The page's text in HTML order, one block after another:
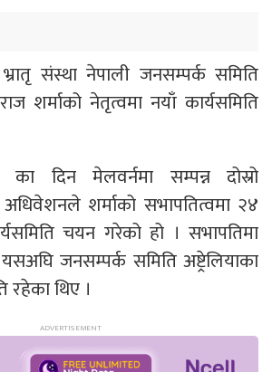
संस्था नेपाली जनसम्पर्क समिति
शर्माको नेतृत्वमा नयाँ कार्यसमिति
दिन मेलवर्नमा सम्पन्न दोस्रो
शर्माको सभापतित्वमा २४
चयन गरेको हो । सभापतिमा
जनसम्पर्क समिति अष्ट्रेलियाका
रहेका थिए ।